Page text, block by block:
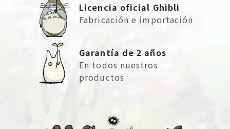
Licencia oficial Ghibli
Fabricación e importación
Garantía de 2 años
En todos nuestros
productos